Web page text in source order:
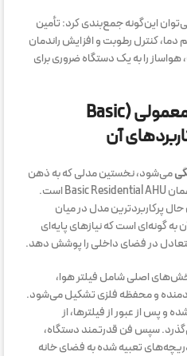
این‌گونه جمع‌بندی کرد: تأمین
دما، کنترل رطوبت و افزایش راندمان
را به یک دستگاه ضروری برای
معرفی هواساز خانگی معمولی (Basic
می‌شود، نخستین مدلی که به ذهن
می‌رسد هواساز خانگی معمولی یا همان Basic Residential AHU است.
پرکاربردترین مدل در میان
گونه‌ای است که نیازهای پایه‌ای
متعادل در فضای داخلی را پوشش دهد.
اصلی شامل فیلتر هوا،
و محفظه فلزی تشکیل می‌شود.
و پس از عبور از فیلترها، از
سپس فن قدرتمند دستگاه،
تعبیه شده به فضای خانه